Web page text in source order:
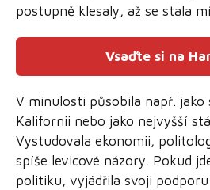
postupně klesaly, až se stala
Vsaďte si na
V minulosti působila např. jako
Kalifornii nebo jako nejvyšší
Vystudovala ekonomii,
spíše levicové názory. Pokud
politiku, vyjádřila svoji podporu